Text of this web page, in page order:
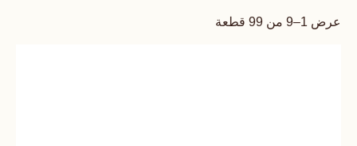
عرض 1–9 من 99 قطعة